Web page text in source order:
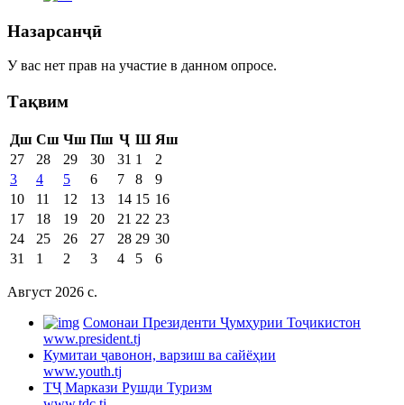
Назарсанҷӣ
У вас нет прав на участие в данном опросе.
Тақвим
Дш Сш Чш Пш Ҷ Ш Яш
27
28 29 30 31 1
2
3
4 5 6 7 8
9
10
11 12 13 14 15 16
17
18 19 20 21 22 23
24
25 26 27 28 29 30
31
1 2 3 4 5 6
Август 2026 c.
Cомонаи Президенти Ҷумҳурии Тоҷикистон
www.president.tj
Кумитаи ҷавонон, варзиш ва сайёҳии
www.youth.tj
ТҶ Маркази Рушди Туризм